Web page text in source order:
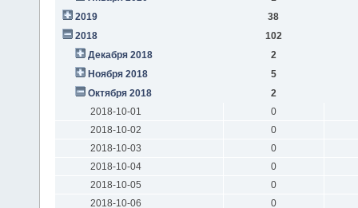
2019
38
2018
102
Декабря 2018
2
Ноября 2018
5
Октября 2018
2
2018-10-01
0
2018-10-02
0
2018-10-03
0
2018-10-04
0
2018-10-05
0
2018-10-06
0